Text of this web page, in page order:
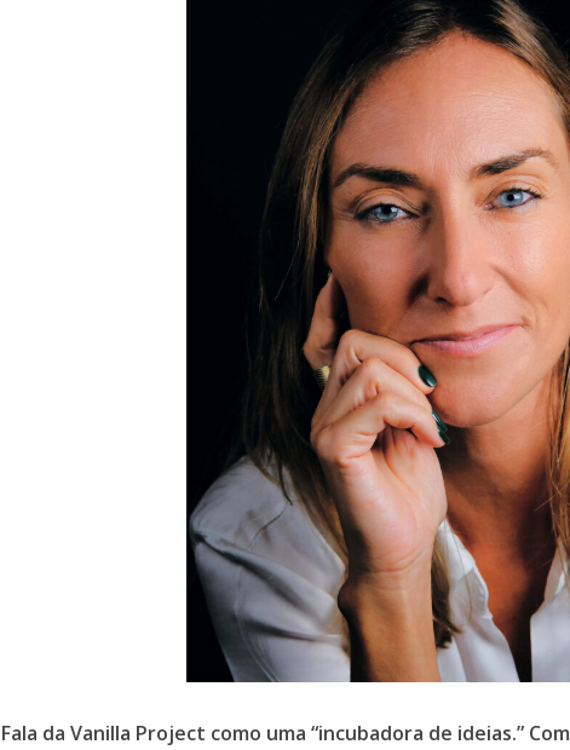
Fala da Vanilla Project como uma “incubadora de ideias.”